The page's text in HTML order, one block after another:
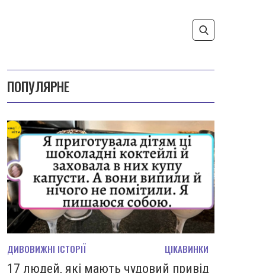
ПОПУЛЯРНЕ
ДИВОВИЖНІ ІСТОРІЇ ЦІКАВИНКИ
17 людей, які мають чудовий привід